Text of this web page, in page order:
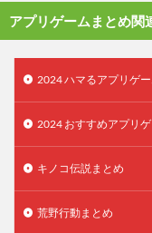
アプリゲームまとめ関
2024 ハマるアプリゲ
2024 おすすめアプリ
キノコ伝説まとめ
荒野行動まとめ